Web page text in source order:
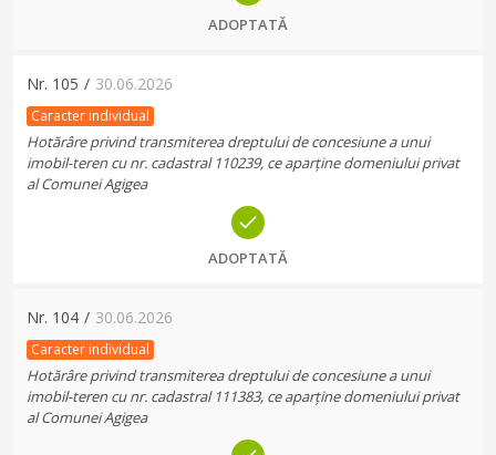
ADOPTATĂ
Nr. 105 / 30.06.2026
Caracter individual
Hotărâre privind transmiterea dreptului de concesiune a unui
imobil-teren cu nr. cadastral 110239, ce aparține domeniului privat
al Comunei Agigea
ADOPTATĂ
Nr. 104 / 30.06.2026
Caracter individual
Hotărâre privind transmiterea dreptului de concesiune a unui
imobil-teren cu nr. cadastral 111383, ce aparține domeniului privat
al Comunei Agigea